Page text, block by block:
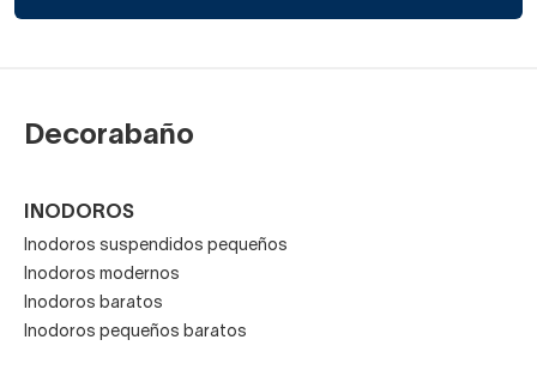
Decorabaño
INODOROS
Inodoros suspendidos pequeños
Inodoros modernos
Inodoros baratos
Inodoros pequeños baratos